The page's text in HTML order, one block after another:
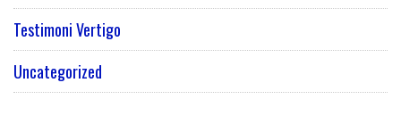
Testimoni Vertigo
Uncategorized